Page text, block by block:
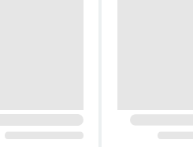
خطا در عنوان این